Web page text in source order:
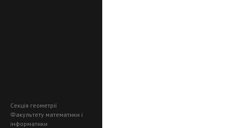
Секція геометрії
Факультету математики і
інформатики